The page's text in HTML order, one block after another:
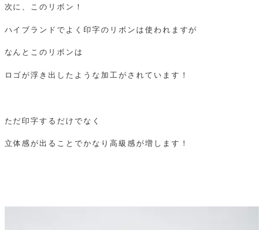
次に、このリボン！
ハイブランドでよく印字のリボンは使われますが
なんとこのリボンは
ロゴが浮き出したような加工がされています！
ただ印字するだけでなく
立体感が出ることでかなり高級感が増します！